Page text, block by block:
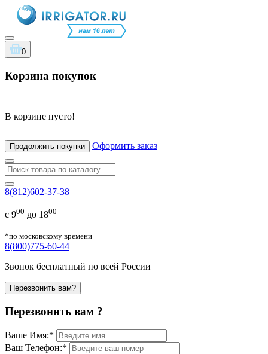
0
Корзина покупок
В корзине пусто!
Продолжить покупки Оформить заказ
8(812)602-37-38
с 900 до 1800
*по московскому времени
8(800)775-60-44
Звонок бесплатный по всей России
Перезвонить вам?
Перезвонить вам ?
Ваше Имя:*
Ваш Телефон:*